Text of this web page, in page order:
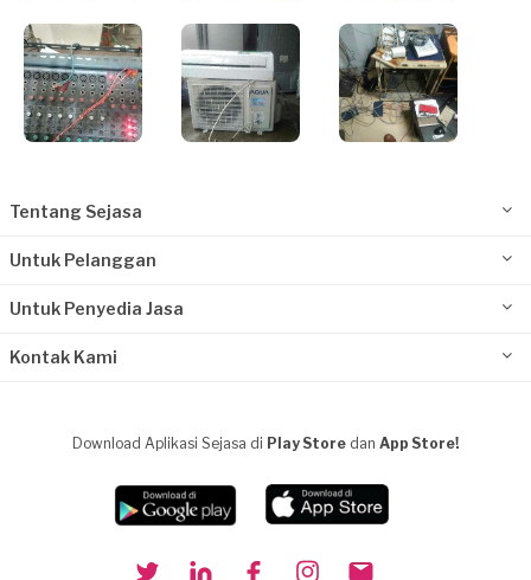
Tentang Sejasa
Untuk Pelanggan
Untuk Penyedia Jasa
Kontak Kami
Download Aplikasi Sejasa di Play Store dan App Store!